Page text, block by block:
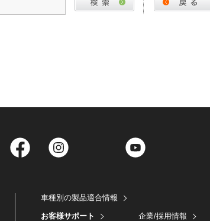
Facebook Twitter
車種別の製品適合情報
お客様サポート 企業/採用情報